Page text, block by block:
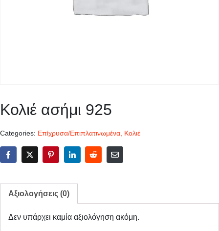
Κολιέ ασήμι 925
Categories: Επίχρυσα/Επιπλατινωμένα Κολιέ
Αξιολογήσεις (0)
Δεν υπάρχει καμία αξιολόγηση ακόμη.